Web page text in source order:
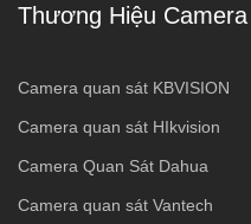
Thương Hiệu Camera
Camera quan sát KBVISION
Camera quan sát HIkvision
Camera Quan Sát Dahua
Camera quan sát Vantech